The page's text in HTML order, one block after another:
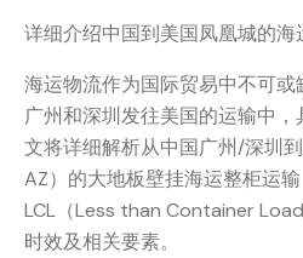
详细介绍中国到美国凤凰城的
海运物流作为国际贸易中不可
广州和深圳发往美国的运输中
文将详细解析从中国广州/深圳
AZ）的大地板壁挂海运整柜运
LCL（Less than Container
时效及相关要素。